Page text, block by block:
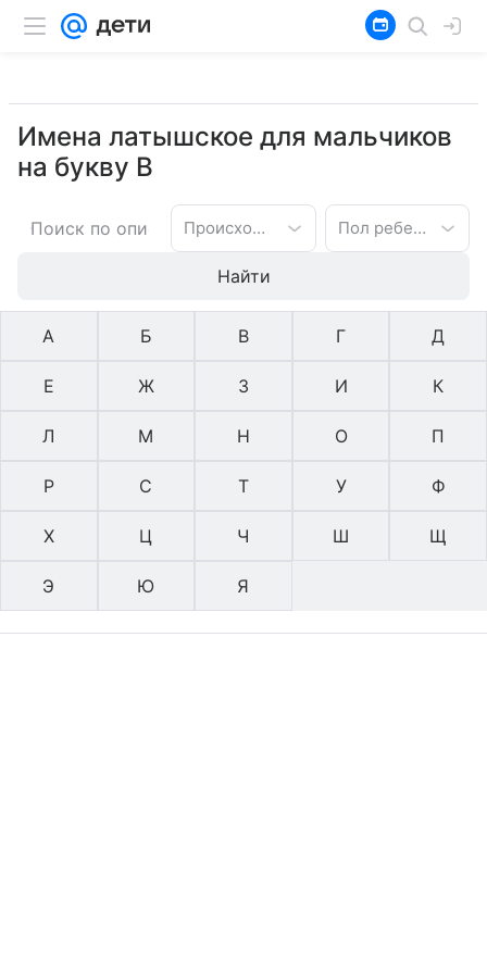
Имена латышское для мальчиков
на букву В
Происхождение имени Пол ребенка
Найти
А Б В Г Д
Е Ж З И К
Л М Н О П
Р С Т У Ф
Х Ц Ч Ш Щ
Э Ю Я